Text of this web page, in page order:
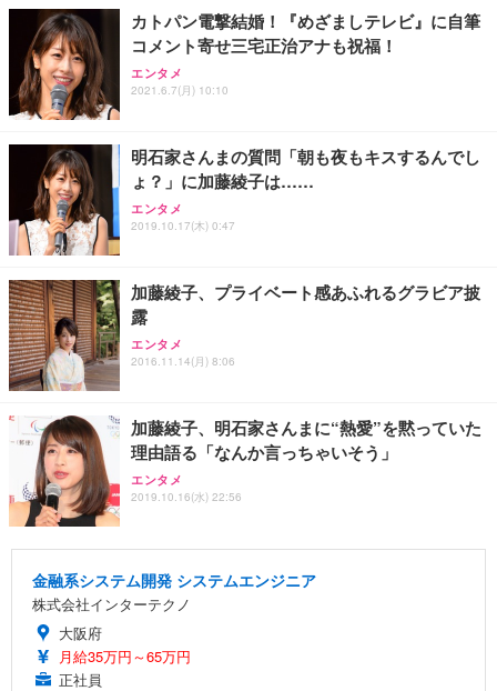
カトパン電撃結婚！『めざましテレビ』に自筆
コメント寄せ三宅正治アナも祝福！
エンタメ
2021.6.7(月) 10:10
明石家さんまの質問「朝も夜もキスするんでし
ょ？」に加藤綾子は……
エンタメ
2019.10.17(木) 0:47
加藤綾子、プライベート感あふれるグラビア披
露
エンタメ
2016.11.14(月) 8:06
加藤綾子、明石家さんまに“熱愛”を黙っていた
理由語る「なんか言っちゃいそう」
エンタメ
2019.10.16(水) 22:56
金融系システム開発 システムエンジニア
株式会社インターテクノ
大阪府
月給35万円～65万円
正社員